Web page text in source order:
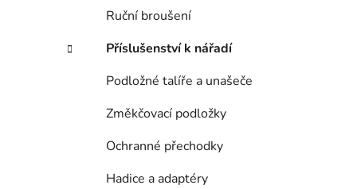
Ruční broušení
Příslušenství k nářadí
Podložné talíře a unašeče
Změkčovací podložky
Ochranné přechodky
Hadice a adaptéry